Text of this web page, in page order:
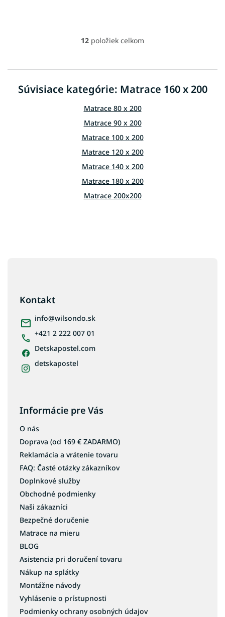
O
á
a
i
e
p
r
v
k
y
v
ý
p
12 položiek celkom
Súvisiace kategórie: Matrace 160 x 200
Matrace 80 x 200
Matrace 90 x 200
Matrace 100 x 200
Matrace 120 x 200
Matrace 140 x 200
Matrace 180 x 200
Matrace 200x200
Kontakt
info@wilsondo.sk
+421 2 222 007 01
Detskapostel.com
detskapostel
Informácie pre Vás
O nás
Doprava (od 169 € ZADARMO)
Reklamácia a vrátenie tovaru
FAQ: Časté otázky zákazníkov
Doplnkové služby
Obchodné podmienky
Naši zákazníci
Bezpečné doručenie
Matrace na mieru
BLOG
Asistencia pri doručení tovaru
Nákup na splátky
Montážne návody
Vyhlásenie o prístupnosti
Podmienky ochrany osobných údajov